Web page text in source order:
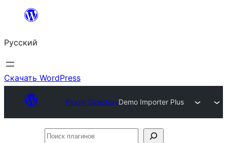
Перейти
содержимому
Русский
Скачать WordPress
Plugin DirectoryDemo Importer Plus
Поиск